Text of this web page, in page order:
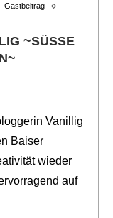
Gastbeitrag
~SÜSSE B
Vanillig
Baiser
wieder
auf